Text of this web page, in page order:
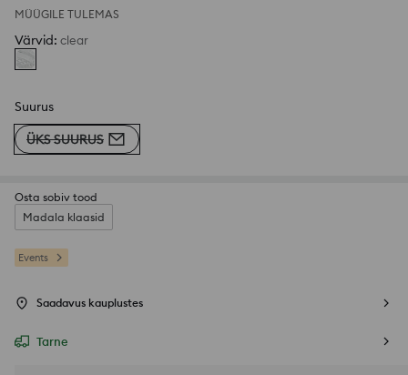
MÜÜGILE TULEMAS
Värvid: clear
Suurus
ÜKS SUURUS
Osta sobiv tood
Madala klaasid
Events
Saadavus kauplustes
Tarne